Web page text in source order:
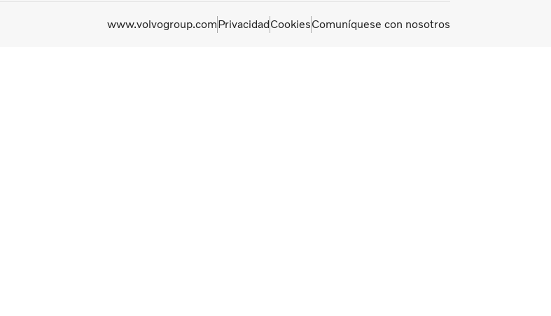
www.volvogroup.comPrivacidadCookiesComuníquese con nosotros